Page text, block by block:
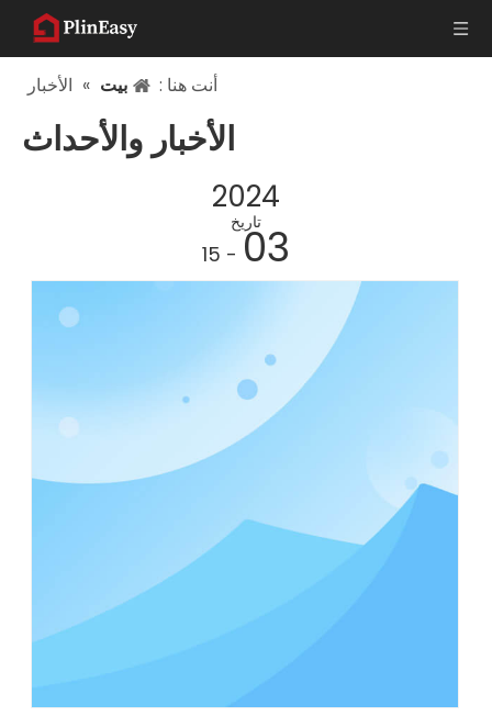
أنت هنا : بيت » الأخبار
الأخبار والأحداث
2024
تاريخ
03
- 15